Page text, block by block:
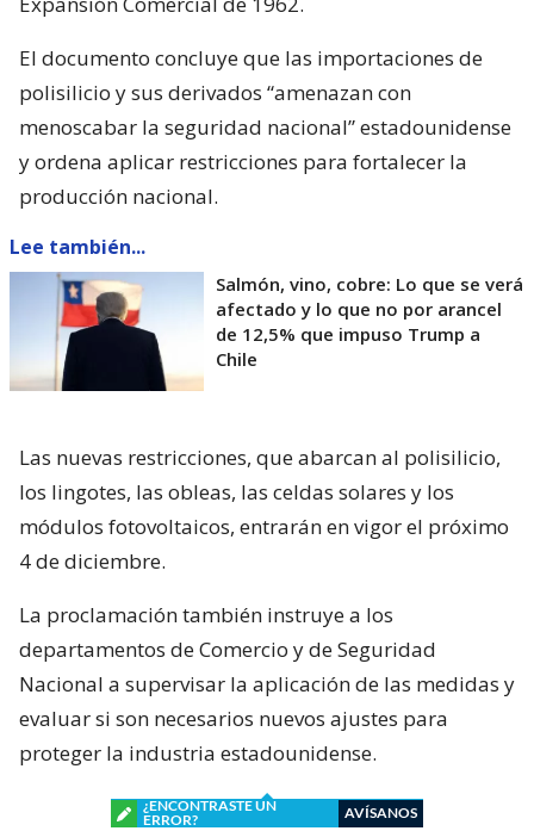
El documento concluye que las importaciones de
polisilicio y sus derivados “amenazan con
menoscabar la seguridad nacional” estadounidense
y ordena aplicar restricciones para fortalecer la
producción nacional.
Lee también...
Salmón, vino, cobre: Lo que se verá
afectado y lo que no por arancel
de 12,5% que impuso Trump a
Chile
Las nuevas restricciones, que abarcan al polisilicio,
los lingotes, las obleas, las celdas solares y los
módulos fotovoltaicos, entrarán en vigor el próximo
4 de diciembre.
La proclamación también instruye a los
departamentos de Comercio y de Seguridad
Nacional a supervisar la aplicación de las medidas y
evaluar si son necesarios nuevos ajustes para
proteger la industria estadounidense.
¿ENCONTRASTE UN
ERROR?
AVÍSANOS